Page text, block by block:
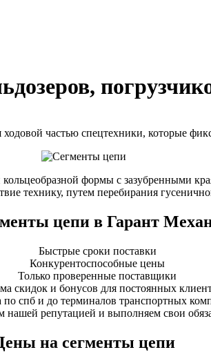
частью спецтехники, которые
формы с зазубренными
технику, путем перебирания
цепи в Гарант
Быстрые сроки поставки
Конкурентоспособные цены
Только проверенные поставщики
скидок и бонусов для постоянных
по спб и до терминалов транспортных
репутацией и выполняем свои
на сегменты цепи